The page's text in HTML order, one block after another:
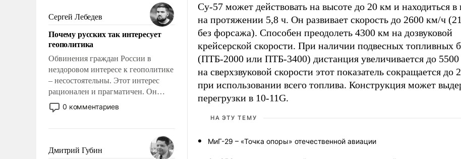
Сергей Лебедев
Почему русских так интересует
геополитика
Обвинения граждан России в
нездоровом интересе к геополитике
– несостоятельны. Этот интерес
рационален и прагматичен. Он
обусловлен тысячелетним опытом
выживания в крайне непростых
знанием, что мировая политика
имеет свойство заявляться на порог
0 комментариев
Дмитрий Губин
Су-57 может действовать на высоте до 20 км и находиться в
на протяжении 5,8 ч. Он развивает скорость до 2600 км/ч
без форсажа). Способен преодолеть 4300 км на дозвуковой
крейсерской скорости. При наличии подвесных топливных
(ПТБ-2000 или ПТБ-3400) дистанция увеличивается до
на сверхзвуковой скорости этот показатель сокращается до
при использовании всего топлива. Конструкция может
перегрузки в 10-11G.
НА ЭТУ ТЕМУ
МиГ-29 – «Точка опоры» отечественной авиации